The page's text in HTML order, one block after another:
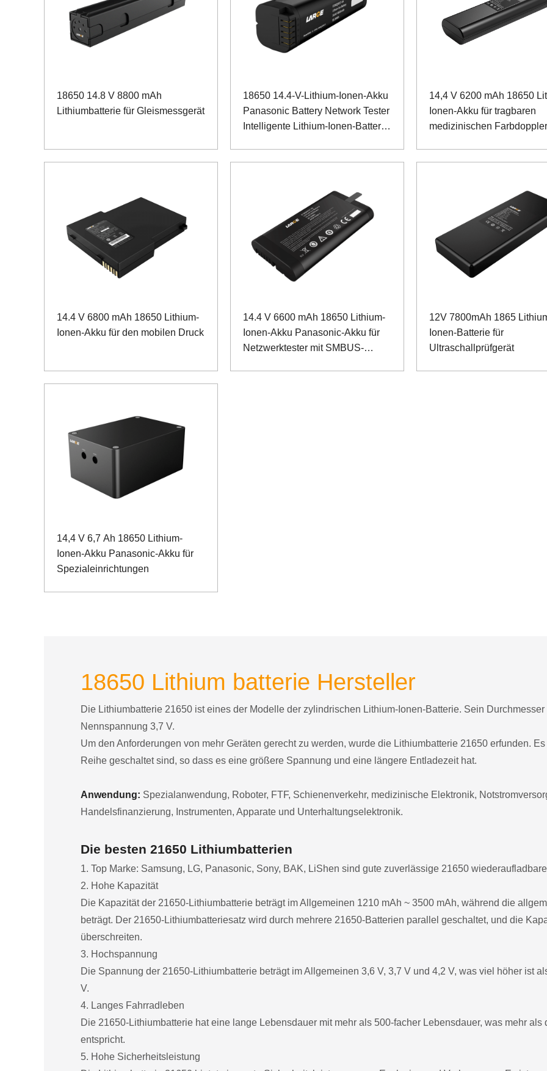
18650 14.8 V 8800 mAh
Lithiumbatterie für Gleismessgerät
18650 14.4-V-Lithium-Ionen-Akku
Panasonic Battery Network Tester
Intelligente Lithium-Ionen-Batterie
14,4 V 6200 mAh 18650
Ionen-Akku für tragbaren
medizinischen Farbdoppler
14.4 V 6800 mAh 18650 Lithium-
Ionen-Akku für den mobilen Druck
14.4 V 6600 mAh 18650 Lithium-
Ionen-Akku Panasonic-Akku für
Netzwerktester mit SMBUS-
12V 7800mAh 1865
Ionen-Batterie für
Ultraschallprüfgerät
14,4 V 6,7 Ah 18650 Lithium-
Ionen-Akku Panasonic-Akku für
Spezialeinrichtungen
18650 Lithium batterie Hersteller
Die Lithiumbatterie 21650 ist eines der Modelle der zylindrischen Lithium-Ionen-Batterie. Sein
Nennspannung 3,7 V.
Um den Anforderungen von mehr Geräten gerecht zu werden, wurde die Lithiumbatterie 21650 erfunden.
Reihe geschaltet sind, so dass es eine größere Spannung und eine längere Entladezeit hat.
Anwendung: Spezialanwendung, Roboter, FTF, Schienenverkehr, medizinische Elektronik,
Handelsfinanzierung, Instrumenten, Apparate und Unterhaltungselektronik.
Die besten 21650 Lithiumbatterien
1. Top Marke: Samsung, LG, Panasonic, Sony, BAK, LiShen sind gute zuverlässige 21650
2. Hohe Kapazität
Die Kapazität der 21650-Lithiumbatterie beträgt im Allgemeinen 1210 mAh ~ 3500 mAh, während die
beträgt. Der 21650-Lithiumbatteriesatz wird durch mehrere 21650-Batterien parallel geschaltet, und die
überschreiten.
3. Hochspannung
Die Spannung der 21650-Lithiumbatterie beträgt im Allgemeinen 3,6 V, 3,7 V und 4,2 V, was viel höher ist
V.
4. Langes Fahrradleben
Die 21650-Lithiumbatterie hat eine lange Lebensdauer mit mehr als 500-facher Lebensdauer, was mehr
entspricht.
5. Hohe Sicherheitsleistung